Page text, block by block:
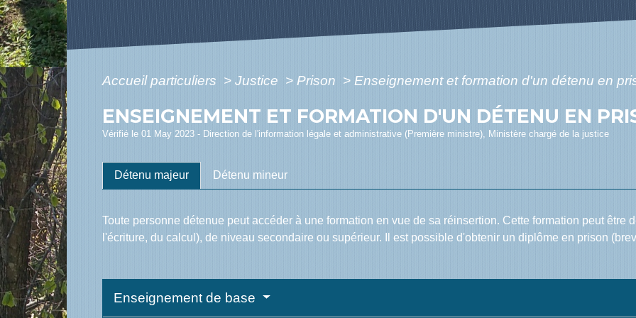
Accueil particuliers > Justice > Prison > Enseignement et formation d'un détenu en
ENSEIGNEMENT ET FORMATION D'UN DÉTENU EN
Vérifié le 01 May 2023 - Direction de l'information légale et administrative (Première ministre), Ministère chargé de la justice
Détenu majeur Détenu mineur
Toute personne détenue peut accéder à une formation en vue de sa réinsertion. Cette formation peut être
l'écriture, du calcul), de niveau secondaire ou supérieur. Il est possible d'obtenir un diplôme en prison
Enseignement de base